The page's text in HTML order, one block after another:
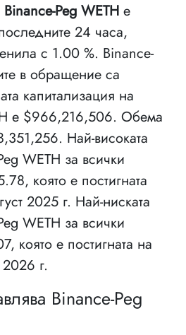
Binance-Peg WETH е
24 часа,
с 1.00 %. Binance-
в обращение са
капитализация на
e $966,216,506. Обема
Най-високата
WETH за всички
която е постигната
2025 г. Най-ниската
WETH за всички
която е постигната на
г.
Binance-Peg